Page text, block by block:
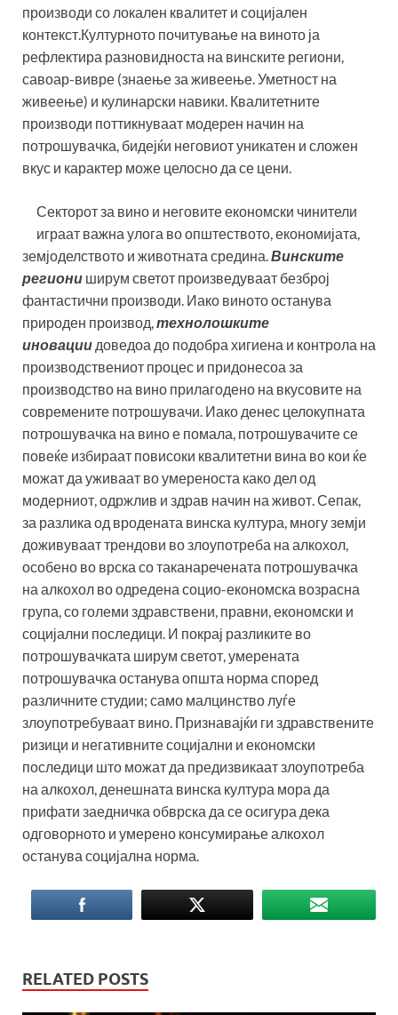
производи со локален квалитет и социјален
контекст.Културното почитување на виното ја
рефлектира разновидноста на винските региони,
савоар-вивре (знаење за живеење. Уметност на
живеење) и кулинарски навики. Квалитетните
производи поттикнуваат модерен начин на
потрошувачка, бидејќи неговиот уникатен и сложен
вкус и карактер може целосно да се цени.
Секторот за вино и неговите економски чинители
играат важна улога во општеството, економијата,
земјоделството и животната средина.Винските
региони ширум светот произведуваат безброј
фантастични производи. Иако виното останува
природен производ,технолошките
иновации доведоа до подобра хигиена и контрола на
производствениот процес и придонесоа за
производство на вино прилагодено на вкусовите на
современите потрошувачи. Иако денес целокупната
потрошувачка на вино е помала, потрошувачите се
повеќе избираат повисоки квалитетни вина во кои ќе
можат да уживаат во умереноста како дел од
модерниот, одржлив и здрав начин на живот. Сепак,
за разлика од вродената винска култура, многу земји
доживуваат трендови во злоупотреба на алкохол,
особено во врска со таканаречената потрошувачка
на алкохол во одредена социо-економска возрасна
група, со големи здравствени, правни, економски и
социјални последици. И покрај разликите во
потрошувачката ширум светот, умерената
потрошувачка останува општа норма според
различните студии; само малцинство луѓе
злоупотребуваат вино. Признавајќи ги здравствените
ризици и негативните социјални и економски
последици што можат да предизвикаат злоупотреба
на алкохол, денешната винска култура мора да
прифати заедничка обврска да се осигура дека
одговорното и умерено консумирање алкохол
останува социјална норма.
RELATED POSTS